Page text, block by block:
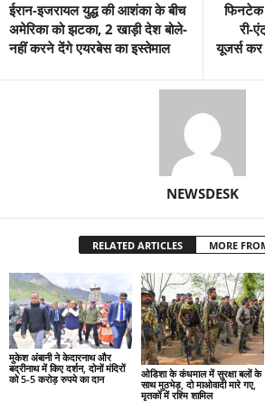
ईरान-इजरायल युद्ध की आशंका के बीच
अमेरिका को झटका, 2 खाड़ी देश बोले-
नहीं करने देंगे एयरबेस का इस्‍तेमाल
फिनटेक
री-
यूजर्स
NEWSDESK
RELATED ARTICLES MORE
मुकेश अंबानी ने केदारनाथ और
बद्रीनाथ में किए दर्शन, दोनों मंदिरों
को 5-5 करोड़ रुपये का दान
ओडिशा के कंधमाल में सुरक्षा बलों के
साथ मुठभेड़, दो माओवादी मारे गए,
मृतकों में रश्मि शामिल